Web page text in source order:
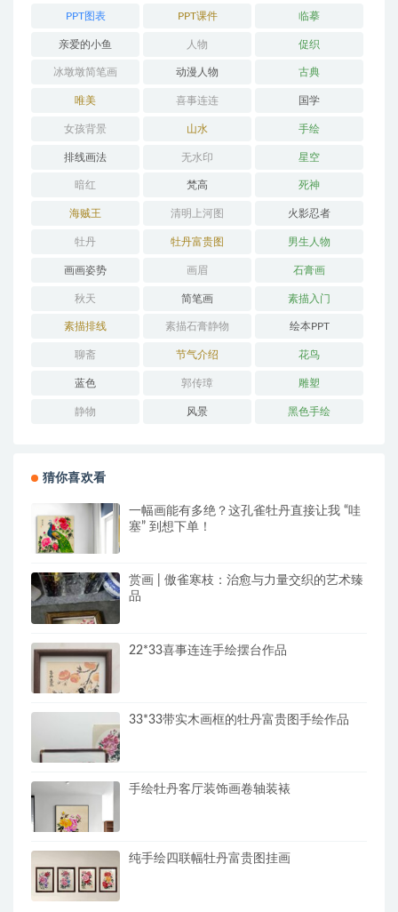
PPT图表 PPT课件 临摹
亲爱的小鱼 人物 促织
冰墩墩简笔画 动漫人物 古典
唯美 喜事连连 国学
女孩背景 山水 手绘
排线画法 无水印 星空
暗红 梵高 死神
海贼王 清明上河图 火影忍者
牡丹 牡丹富贵图 男生人物
画画姿势 画眉 石膏画
秋天 简笔画 素描入门
素描排线 素描石膏静物 绘本PPT
聊斋 节气介绍 花鸟
蓝色 郭传璋 雕塑
静物 风景 黑色手绘
猜你喜欢看
一幅画能有多绝？这孔雀牡丹直接让我 “哇
塞” 到想下单！
赏画 | 傲雀寒枝：治愈与力量交织的艺术臻
品
22*33喜事连连手绘摆台作品
33*33带实木画框的牡丹富贵图手绘作品
手绘牡丹客厅装饰画卷轴装裱
纯手绘四联幅牡丹富贵图挂画